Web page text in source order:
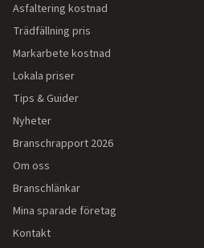
Asfaltering kostnad
Trädfällning pris
Markarbete kostnad
Lokala priser
Tips & Guider
Nyheter
Branschrapport 2026
Om oss
Branschlänkar
Mina sparade företag
Kontakt